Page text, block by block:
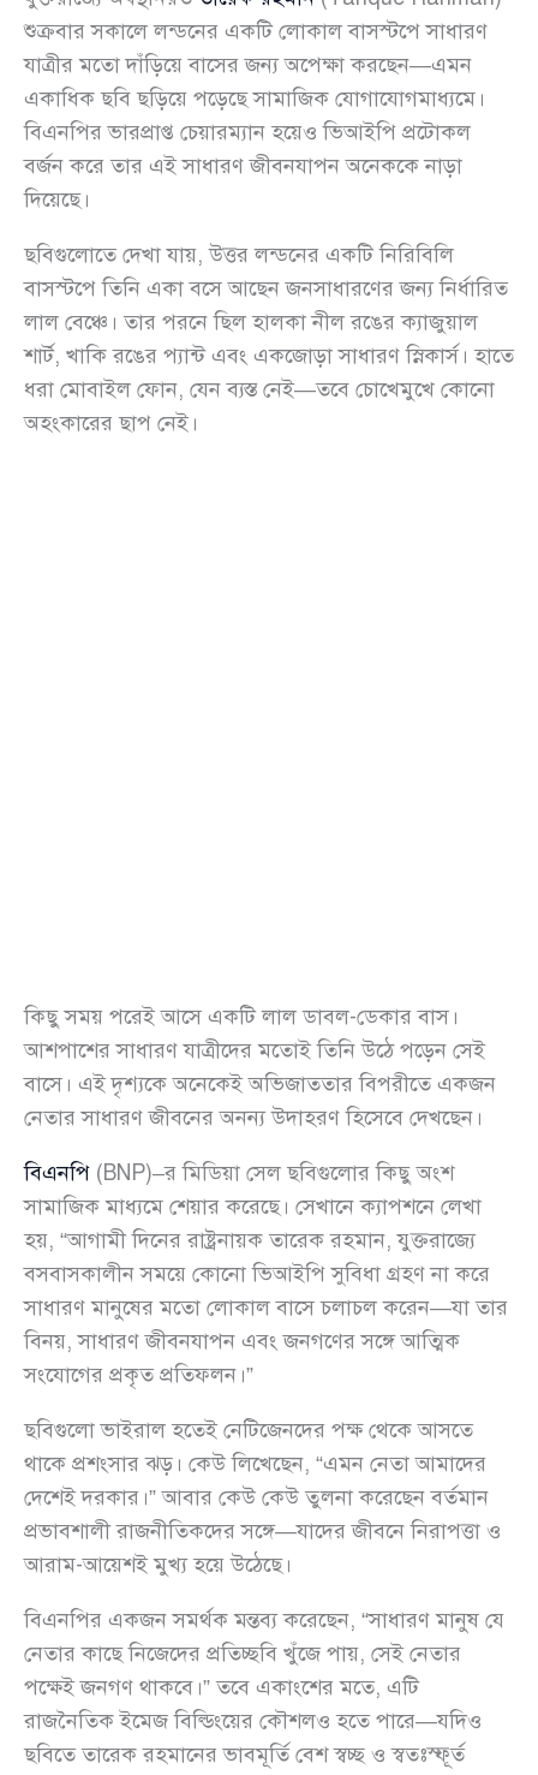
শুক্রবার সকালে লন্ডনের একটি লোকাল বাসস্টপে সাধারণ
যাত্রীর মতো দাঁড়িয়ে বাসের জন্য অপেক্ষা করছেন—এমন
একাধিক ছবি ছড়িয়ে পড়েছে সামাজিক যোগাযোগমাধ্যমে।
বিএনপির ভারপ্রাপ্ত চেয়ারম্যান হয়েও ভিআইপি প্রটোকল
বর্জন করে তার এই সাধারণ জীবনযাপন অনেককে নাড়া
দিয়েছে।
ছবিগুলোতে দেখা যায়, উত্তর লন্ডনের একটি নিরিবিলি
বাসস্টপে তিনি একা বসে আছেন জনসাধারণের জন্য নির্ধারিত
লাল বেঞ্চে। তার পরনে ছিল হালকা নীল রঙের ক্যাজুয়াল
শার্ট, খাকি রঙের প্যান্ট এবং একজোড়া সাধারণ স্নিকার্স। হাতে
ধরা মোবাইল ফোন, যেন ব্যস্ত নেই—তবে চোখেমুখে কোনো
অহংকারের ছাপ নেই।
কিছু সময় পরেই আসে একটি লাল ডাবল-ডেকার বাস।
আশপাশের সাধারণ যাত্রীদের মতোই তিনি উঠে পড়েন সেই
বাসে। এই দৃশ্যকে অনেকেই অভিজাততার বিপরীতে একজন
নেতার সাধারণ জীবনের অনন্য উদাহরণ হিসেবে দেখছেন।
বিএনপি (BNP)–র মিডিয়া সেল ছবিগুলোর কিছু অংশ
সামাজিক মাধ্যমে শেয়ার করেছে। সেখানে ক্যাপশনে লেখা
হয়, “আগামী দিনের রাষ্ট্রনায়ক তারেক রহমান, যুক্তরাজ্যে
বসবাসকালীন সময়ে কোনো ভিআইপি সুবিধা গ্রহণ না করে
সাধারণ মানুষের মতো লোকাল বাসে চলাচল করেন—যা তার
বিনয়, সাধারণ জীবনযাপন এবং জনগণের সঙ্গে আত্মিক
সংযোগের প্রকৃত প্রতিফলন।”
ছবিগুলো ভাইরাল হতেই নেটিজেনদের পক্ষ থেকে আসতে
থাকে প্রশংসার ঝড়। কেউ লিখেছেন, “এমন নেতা আমাদের
দেশেই দরকার।” আবার কেউ কেউ তুলনা করেছেন বর্তমান
প্রভাবশালী রাজনীতিকদের সঙ্গে—যাদের জীবনে নিরাপত্তা ও
আরাম-আয়েশই মুখ্য হয়ে উঠেছে।
বিএনপির একজন সমর্থক মন্তব্য করেছেন, “সাধারণ মানুষ যে
নেতার কাছে নিজেদের প্রতিচ্ছবি খুঁজে পায়, সেই নেতার
পক্ষেই জনগণ থাকবে।” তবে একাংশের মতে, এটি
রাজনৈতিক ইমেজ বিল্ডিংয়ের কৌশলও হতে পারে—যদিও
ছবিতে তারেক রহমানের ভাবমূর্তি বেশ স্বচ্ছ ও স্বতঃস্ফূর্ত